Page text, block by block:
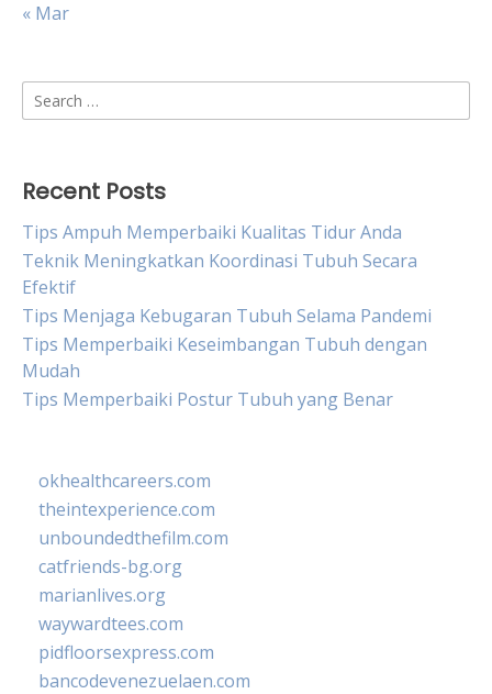
« Mar
Search
for:
Recent Posts
Tips Ampuh Memperbaiki Kualitas Tidur Anda
Teknik Meningkatkan Koordinasi Tubuh Secara
Efektif
Tips Menjaga Kebugaran Tubuh Selama Pandemi
Tips Memperbaiki Keseimbangan Tubuh dengan
Mudah
Tips Memperbaiki Postur Tubuh yang Benar
okhealthcareers.com
theintexperience.com
unboundedthefilm.com
catfriends-bg.org
marianlives.org
waywardtees.com
pidfloorsexpress.com
bancodevenezuelaen.com